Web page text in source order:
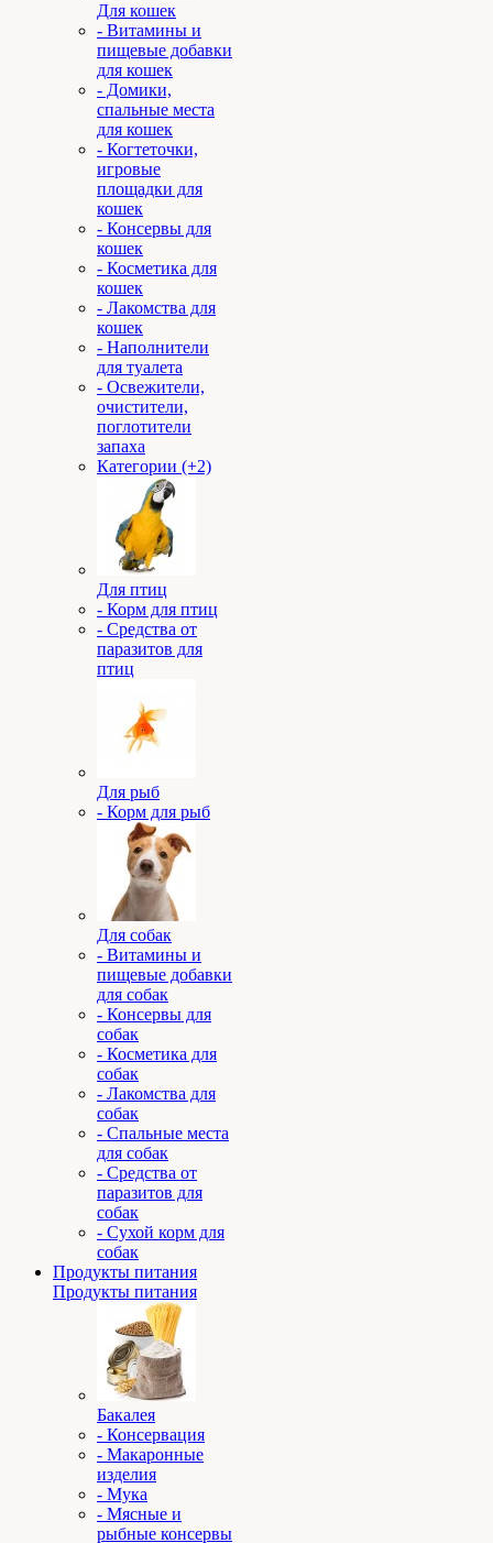
Для кошек
- Витамины и
пищевые добавки
для кошек
- Домики,
спальные места
для кошек
- Когтеточки,
игровые
площадки для
кошек
- Консервы для
кошек
- Косметика для
кошек
- Лакомства для
кошек
- Наполнители
для туалета
- Освежители,
очистители,
поглотители
запаха
Категории (+2)
Для птиц
- Корм для птиц
- Средства от
паразитов для
птиц
Для рыб
- Корм для рыб
Для собак
- Витамины и
пищевые добавки
для собак
- Консервы для
собак
- Косметика для
собак
- Лакомства для
собак
- Спальные места
для собак
- Средства от
паразитов для
собак
- Сухой корм для
собак
Продукты питания
Продукты питания
Бакалея
- Консервация
- Макаронные
изделия
- Мука
- Мясные и
рыбные консервы